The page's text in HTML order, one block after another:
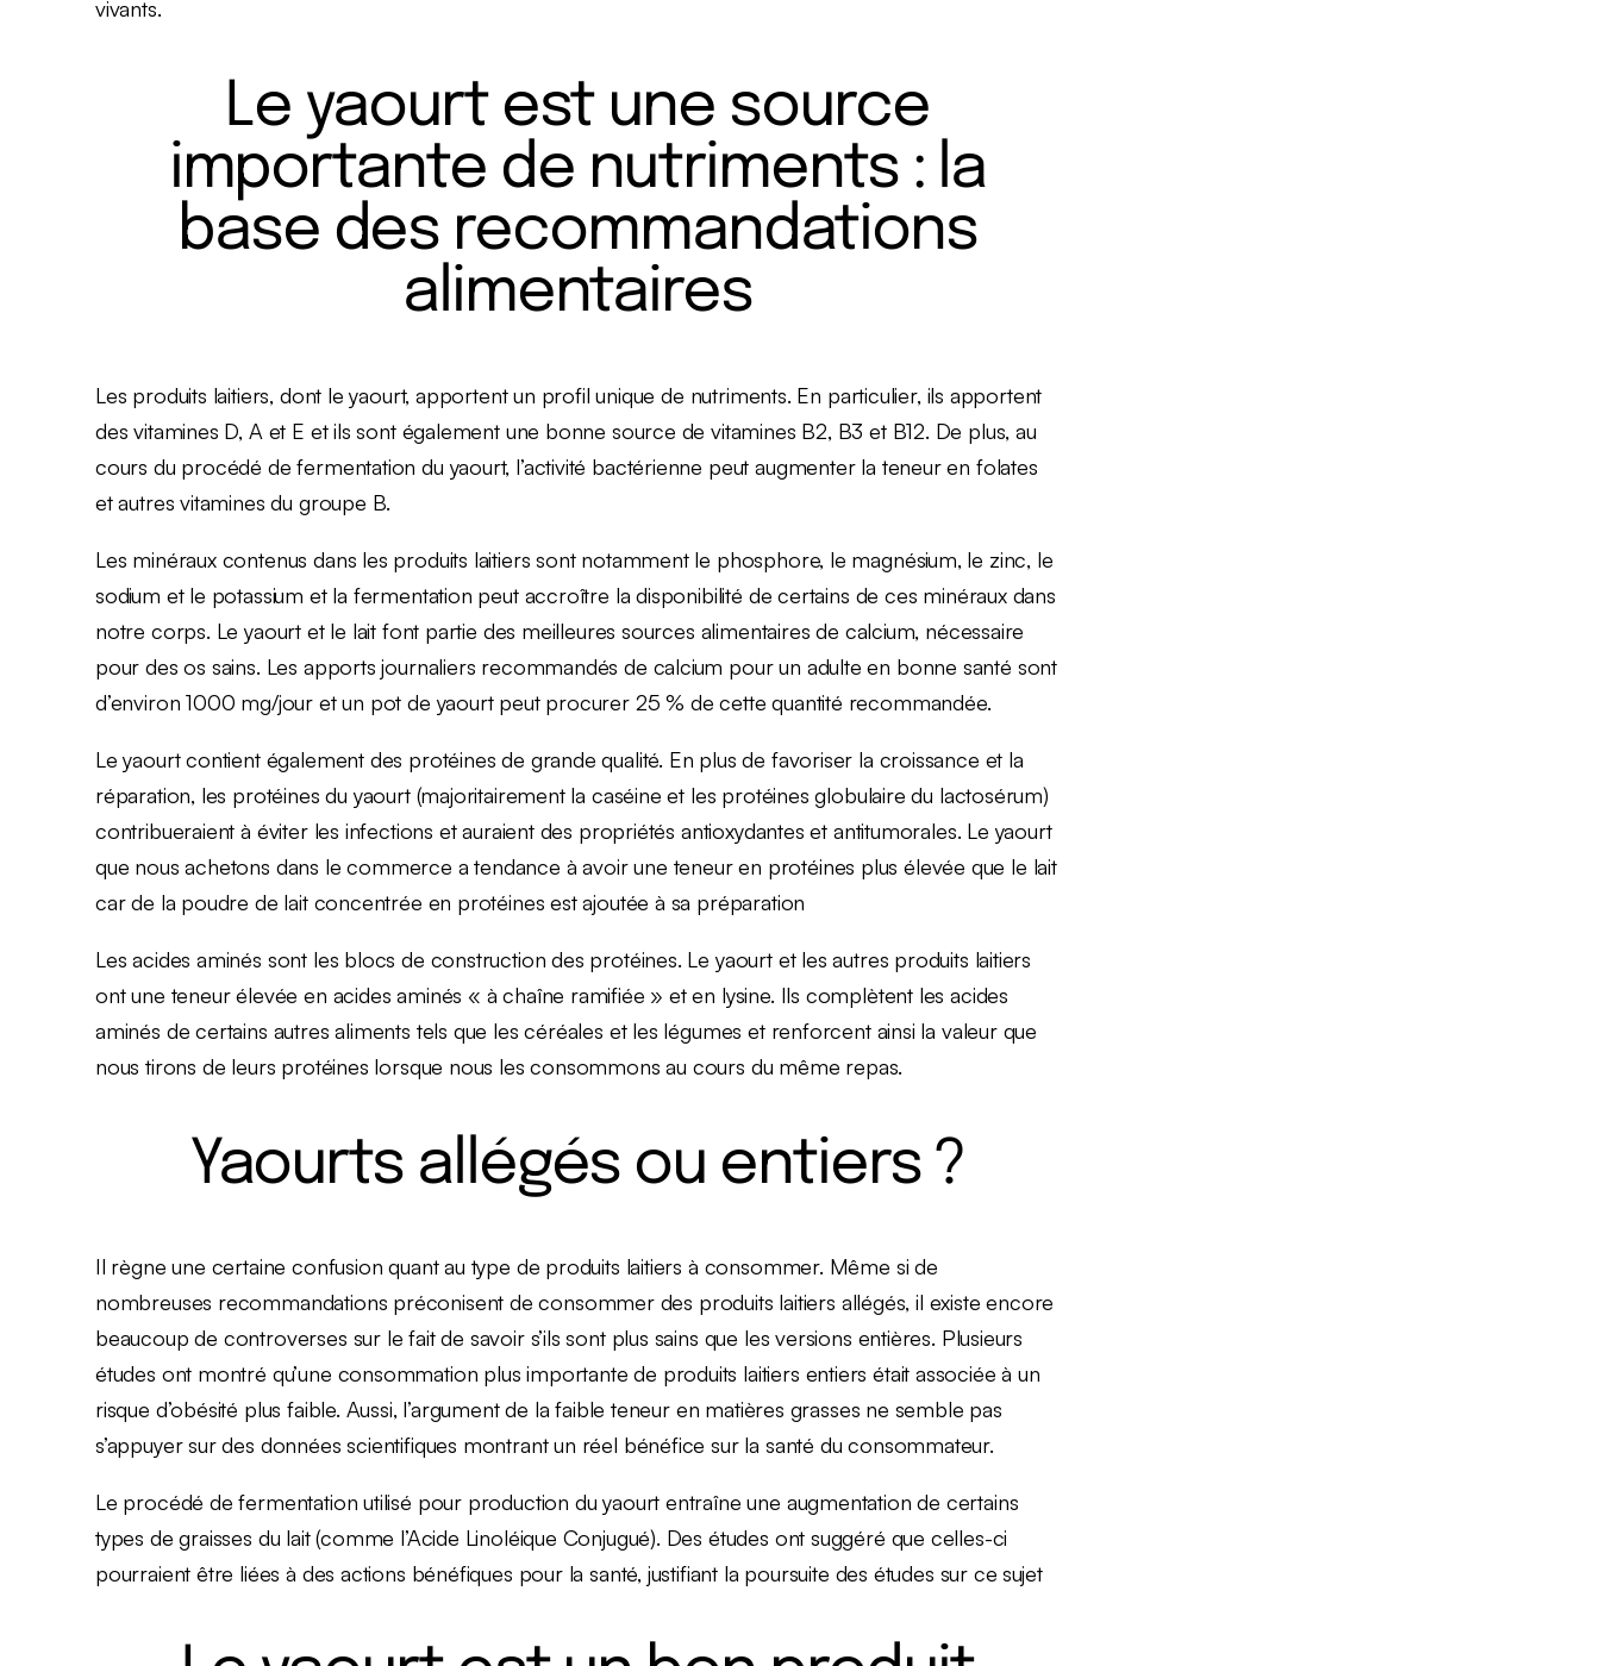
vivants.
Le yaourt est une source
importante de nutriments : la
base des recommandations
alimentaires
Les produits laitiers, dont le yaourt, apportent un profil unique de nutriments. En particulier, ils apportent
des vitamines D, A et E et ils sont également une bonne source de vitamines B2, B3 et B12. De plus, au
cours du procédé de fermentation du yaourt, l’activité bactérienne peut augmenter la teneur en folates
et autres vitamines du groupe B.
Les minéraux contenus dans les produits laitiers sont notamment le phosphore, le magnésium, le zinc, le
sodium et le potassium et la fermentation peut accroître la disponibilité de certains de ces minéraux dans
notre corps. Le yaourt et le lait font partie des meilleures sources alimentaires de calcium, nécessaire
pour des os sains. Les apports journaliers recommandés de calcium pour un adulte en bonne santé sont
d’environ 1000 mg/jour et un pot de yaourt peut procurer 25 % de cette quantité recommandée.
Le yaourt contient également des protéines de grande qualité. En plus de favoriser la croissance et la
réparation, les protéines du yaourt (majoritairement la caséine et les protéines globulaire du lactosérum)
contribueraient à éviter les infections et auraient des propriétés antioxydantes et antitumorales. Le yaourt
que nous achetons dans le commerce a tendance à avoir une teneur en protéines plus élevée que le lait
car de la poudre de lait concentrée en protéines est ajoutée à sa préparation
Les acides aminés sont les blocs de construction des protéines. Le yaourt et les autres produits laitiers
ont une teneur élevée en acides aminés « à chaîne ramifiée » et en lysine. Ils complètent les acides
aminés de certains autres aliments tels que les céréales et les légumes et renforcent ainsi la valeur que
nous tirons de leurs protéines lorsque nous les consommons au cours du même repas.
Yaourts allégés ou entiers ?
Il règne une certaine confusion quant au type de produits laitiers à consommer. Même si de
nombreuses recommandations préconisent de consommer des produits laitiers allégés, il existe encore
beaucoup de controverses sur le fait de savoir s’ils sont plus sains que les versions entières. Plusieurs
études ont montré qu’une consommation plus importante de produits laitiers entiers était associée à un
risque d’obésité plus faible. Aussi, l’argument de la faible teneur en matières grasses ne semble pas
s’appuyer sur des données scientifiques montrant un réel bénéfice sur la santé du consommateur.
Le procédé de fermentation utilisé pour production du yaourt entraîne une augmentation de certains
types de graisses du lait (comme l’Acide Linoléique Conjugué). Des études ont suggéré que celles-ci
pourraient être liées à des actions bénéfiques pour la santé, justifiant la poursuite des études sur ce sujet